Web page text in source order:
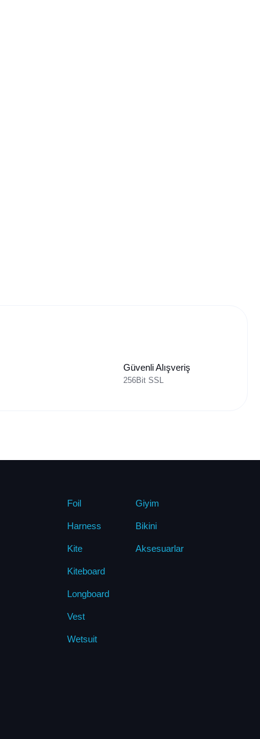
Güvenli Alışveriş
256Bit SSL
Foil
Harness
Kite
Kiteboard
Longboard
Vest
Wetsuit
Giyim
Bikini
Aksesuarlar